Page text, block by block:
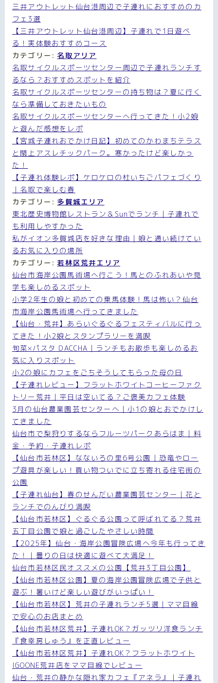
三井アウトレット仙台港周辺で子連れにおすすめのカ
フェ3選
【三井アウトレット仙台港周辺】子連れで1日遊べ
る！実体験おすすめコース
カテゴリー:名取アリア
名取サイクルスポーツセンター周辺で子連れランチす
るなら？おすすめスポットを紹介
名取サイクルスポーツセンターの持ち物は？夏に行く
なら準備しておきたいもの
名取サイクルスポーツセンターへ行ってきた！小2娘
と遊んだ感想をレポ
【宮城子連れおでかけ日記】初めてのかわまちテラス
と閖上アスレチックパーク。寒かったけど楽しかっ
た！
【子連れ体験レポ】ケロケロの杜いちごパフェづくり
｜名取で楽しむ春
カテゴリー: 多賀城エリア
東北歴史博物館レストラン＆Sunでランチ｜子連れで
も利用しやすかった
私がイオン多賀城店を好きな理由｜娘と通い続けてい
るお気に入りの場所
カテゴリー: 若林区荒井エリア
仙台市海岸公園馬術場へ行こう！馬とのふれあいや見
学も楽しめるスポット
小学2年生の娘と初めての乗馬体験！馬は怖い？仙台
市海岸公園馬術場へ行ってきました
【仙台・荒井】あらいぐるぐるフェスティバルに行っ
てきた！小2娘とスタンプラリーを満喫
旬菜×パスタ DACCHA｜ランチもお散歩も楽しめるお
気に入りスポット
小2の娘にカフェをごちそうしてもらった母の日
【子連れレビュー】フラットホワイトコーヒーファク
トリー荒井｜平日は空いてる？ご褒美カフェ体験
3月の仙台農業園芸センターへ｜小1の娘とおでかけし
てきました
仙台市で梨狩りするならフルーツパークあらはま｜料
金・予約・子連れレポ
【仙台市若林区】なないろの里6号公園｜恐竜やロー
プ遊具が楽しい！買い物ついでに立ち寄れる住宅街の
公園
【子連れ仙台】春のせんだい農業園芸センター｜花と
ランチでのんびり満喫
【仙台市若林区】ぐるぐる公園って呼ばれてる？荒井
五丁目公園で娘と過ごしたやさしい時間
【2025年】仙台・海岸公園冒険広場へ今年も行ってき
た！｜曇りの日は快適に遊べて大満足！
仙台市若林区民オススメの公園【荒井3丁目公園】
【仙台市若林区公園】夏の海岸公園冒険広場で子供と
遊ぶ！暑いけど楽しい遊びがいっぱい！
【仙台市若林区】荒井の子連れランチ5選｜ママ目線
で安心のお店まとめ
【仙台市若林区荒井】子連れOK？ガッツリ洋食ランチ
『食幸房しゅう』を正直レビュー
【仙台市若林区荒井】子連れOK？フラットホワイト
IGOONE荒井店をママ目線でレビュー
仙台・荒井の静かな隠れ家カフェ『アネラ』｜子連れ